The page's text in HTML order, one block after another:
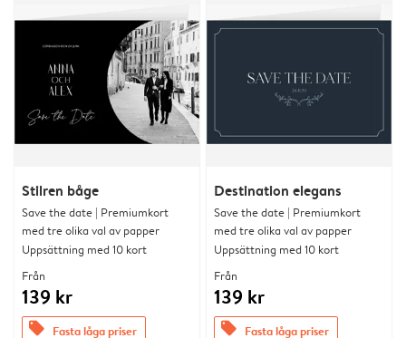
Stilren båge
Save the date | Premiumkort
med tre olika val av papper
Uppsättning med 10 kort
Från
139 kr
offers Fasta låga priser
Destination elegans
Save the date | Premiumkort
med tre olika val av papper
Uppsättning med 10 kort
Från
139 kr
offers Fasta låga priser